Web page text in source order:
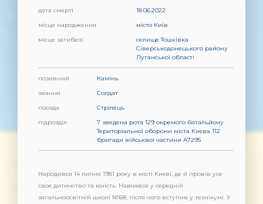
дата смерті
18.06.2022
місце народження
місто Київ
місце загибелі
селище Тошківка
Сіверськодонецького району
Луганської області
позивний
Камінь
звання
Солдат
посада
Стрілець
підрозділ
7 зведена рота 129 окремого батальйону
Територіальної оборони міста Києва 112
бригади військвої частини А7295
Народився 14 липня 1981 року в місті Києві, де й провів усе
своє дитинство та юність. Навчався у середній
загальноосвітній школі №68, після чого вступив у технікумі. У